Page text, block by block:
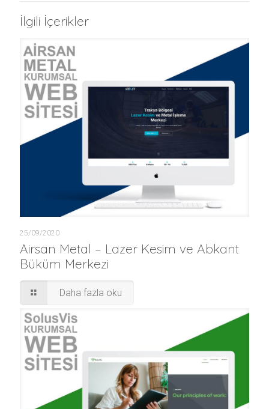
İlgili İçerikler
25/09/2020
Airsan Metal – Lazer Kesim ve Abkant
Büküm Merkezi
Daha fazla oku